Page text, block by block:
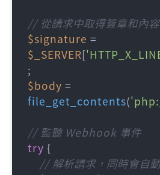
// 從請求中取得簽章和內容
$signature
$_SERVER[
$body
file_get_contents(
// 監聽 Webhook 事件
try {
// 解析請求，同時會自